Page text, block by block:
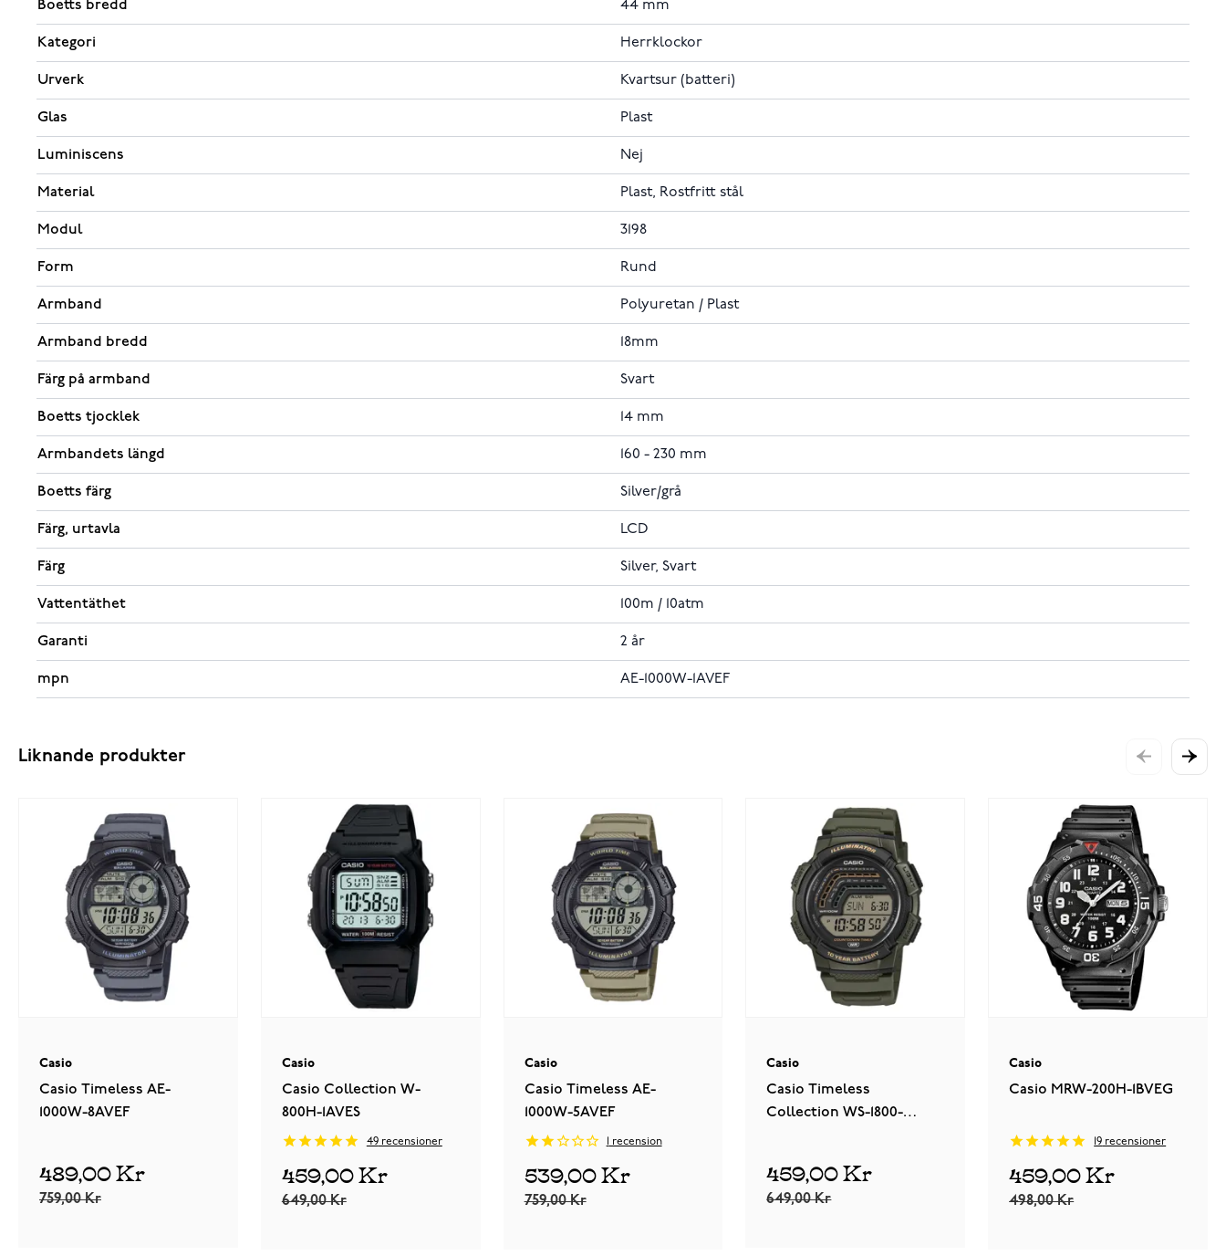
Boetts bredd 44 mm
Kategori Herrklockor
Urverk Kvartsur (batteri)
Glas Plast
Luminiscens Nej
Material Plast, Rostfritt stål
Modul 3198
Form Rund
Armband Polyuretan / Plast
Armband bredd 18mm
Färg på armband Svart
Boetts tjocklek 14 mm
Armbandets längd 160 - 230 mm
Boetts färg Silver/grå
Färg, urtavla LCD
Färg Silver, Svart
Vattentäthet 100m / 10atm
Garanti 2 år
mpn AE-1000W-1AVEF
Liknande produkter
Casio
Casio Timeless AE-
1000W-8AVEF
489,00 Kr
759,00 Kr
Casio
Casio Collection W-
800H-1AVES
49recensioner
459,00 Kr
649,00 Kr
Casio
Casio Timeless AE-
1000W-5AVEF
recension
539,00 Kr
759,00 Kr
Casio
Casio Timeless
Collection WS-1800-
459,00 Kr
649,00 Kr
Casio
Casio MRW-200H-1BVEG
19 recensioner
459,00 Kr
498,00 Kr